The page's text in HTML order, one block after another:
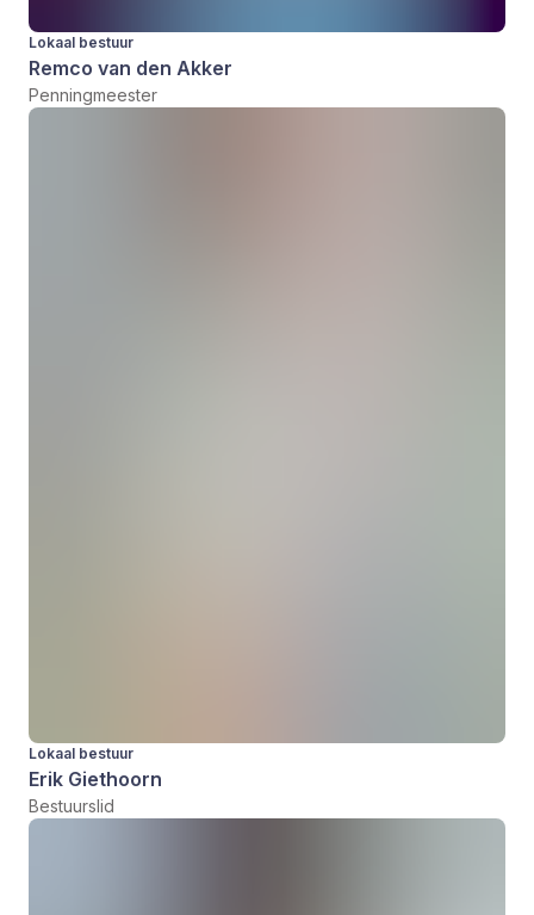
Lokaal bestuur
Remco van den Akker
Penningmeester
Lokaal bestuur
Erik Giethoorn
Bestuurslid